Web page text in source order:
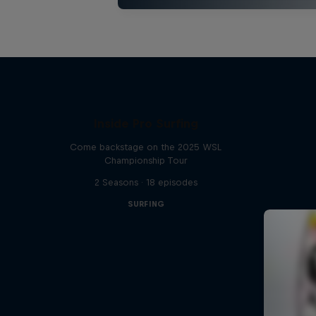
Come backstage on the 2025 WSL
Championship Tour
2 Seasons · 18 episodes
SURFING